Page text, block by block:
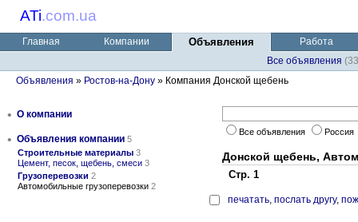
ATi.com.ua
Главная Компании Объявления
Работа
Все объявления
Объявления » Ростов-на-Дону » Компания Донской щебень
• О компании
• Объявления компании 5
Строительные материалы 3
Цемент, песок, щебень, смеси 3
Грузоперевозки 2
Автомобильные грузоперевозки 2
Все объявления Россия
Донской щебень,
Стр. 1
печатать, послать другу,